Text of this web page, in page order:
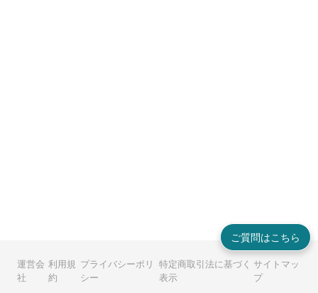
ご質問はこちら
運営会
社
利用規
約
プライバシーポリ
シー
特定商取引法に基づく
表示
サイトマッ
プ